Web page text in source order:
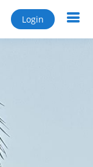
Login